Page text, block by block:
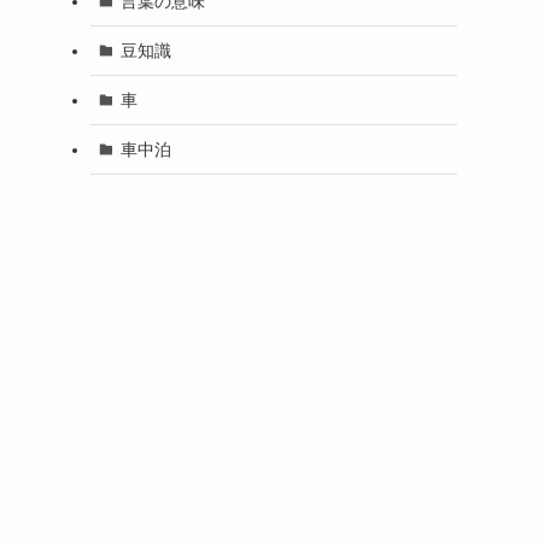
豆知識
車
車中泊